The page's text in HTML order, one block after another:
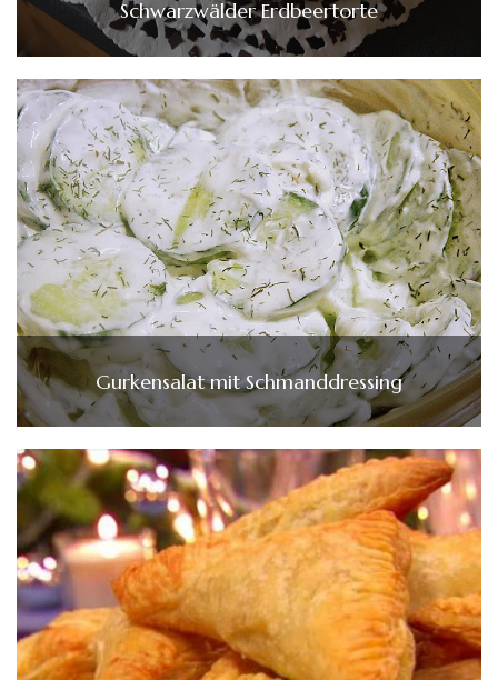
Schwarzwälder Erdbeertorte
Gurkensalat mit Schmanddressing